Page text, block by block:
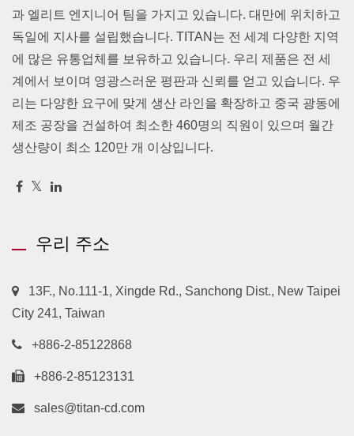
과 엘리트 엔지니어 팀을 가지고 있습니다. 대만에 위치하고
독일에 지사를 설립했습니다. TITAN는 전 세계 다양한 지역
에 많은 유통업체를 보유하고 있습니다. 우리 제품은 전 세
계에서 보이며 영광스러운 평판과 신뢰를 얻고 있습니다. 우
리는 다양한 요구에 맞게 생산 라인을 확장하고 중국 광동에
제조 공장을 건설하여 최소한 460명의 직원이 있으며 월간
생산량이 최소 120만 개 이상입니다.
우리 주소
13F., No.111-1, Xingde Rd., Sanchong Dist., New Taipei
City 241, Taiwan
+886-2-85122868
+886-2-85123131
sales@titan-cd.com